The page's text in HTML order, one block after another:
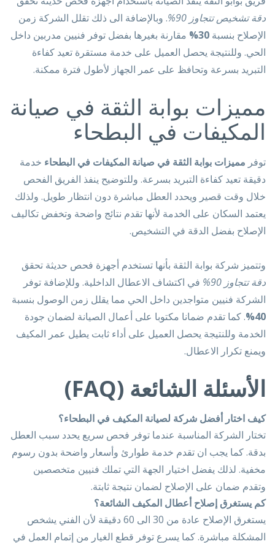
دقة تشخيص تتجاوز 90%
. وبالإضافة الى ذلك تقلل الشركة زمن
الإصلاح بنسبة 30%
مقارنة بغيرها بفضل توفر فنيين مدربين داخل
الحي. وللنتيجة يحصل العميل على خدمة مستقرة تعيد كفاءة
التبريد بسرعة وتحافظ على عمر الجهاز لأطول فترة ممكنة.
مميزات بوابة الثقة في صيانة
المكيفات في البطحاء
توفر مميزات بوابة الثقة في صيانة المكيفات في البطحاء خدمة
دقيقة تعيد كفاءة التبريد بسرعة. وللتوضيح ينفذ الفريق الفحص
خلال وقت قصير ويحدد العطل مباشرة دون انتظار طويل. ولذلك
يعتمد السكان على الخدمة لأنها تقدم نتائج واضحة وتخفض تكاليف
الإصلاح بفضل الدقة في التشخيص.
وتتميز شركة بوابة الثقة بأنها تستخدم أجهزة فحص حديثة تحقق
دقة تتجاوز 90%
في اكتشاف الاعطال الداخلية. وللإضافة توفر
الشركة فنيين متواجدين داخل الحي مما يقلل زمن الوصول بنسبة
40%
. كما تقدم ضمانا مكتوبا على أعمال الصيانة لضمان جودة
الخدمة وللنتيجة يحصل العميل على أداء ثابت يطيل عمر المكيف
ويمنع تكرار الاعطال.
الأسئلة الشائعة (FAQ)
كيف اختار أفضل شركة لصيانة المكيف في البطحاء؟
تختار الشركة المناسبة عندما توفر فحص سريع يحدد سبب العطل
بدقة. كما يجب ان تقدم خدمة طوارئ وأسعار واضحة بدون رسوم
مخفية. لذلك يفضل اختيار الجهة التي تملك فنيين متخصصين
وتقدم ضمان على الإصلاح لضمان نتيجة ثابتة.
كم يستغرق إصلاح أعطال المكيف الشائعة؟
يستغرق الإصلاح عادة من 30 الى 60 دقيقة لأن الفني يشخص
المشكلة مباشرة. كما يسرع توفر قطع الغيار من إتمام العمل في